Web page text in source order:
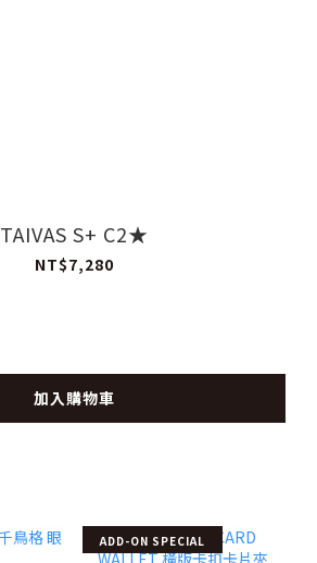
TAIVAS S+ C2★
NT$7,280
加入購物車
ADD-ON SPECIAL